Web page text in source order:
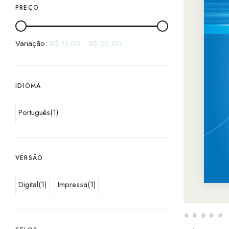
PREÇO
Variação: R$ 11,00 - R$ 22,00
IDIOMA
Português(1)
VERSÃO
Digital(1) Impressa(1)